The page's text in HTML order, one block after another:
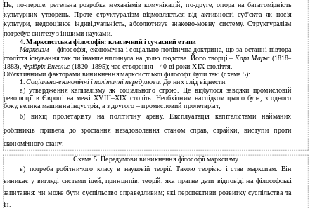
Це, по-перше, ретельна розробка механізмів комунікацій; по-друге, опора на багатомірність
культурних утворень. Проте структуралізм відмовляється від активності суб'єкта як носія
культури, недооцінює індивідуальність, абсолютизує знаково-мовну систему. Структуралізм
потребує синтезу з іншими науками.
4. Марксистська філософія: класичний і сучасний етапи
Марксизм– філософія, економічна і соціально-політична доктрина, що за останні півтора
століття існування так чи інакше вплинула на долю людства. Його творці –Карл Маркс (1818–
1883), Фрідріх Енгельс(1820–1895); час створення – 40-ві роки XIX століття.
Об'єктивними факторами виникнення марксистської філософії були такі (схема 5):
1.Соціально-економічніі політичні передумови. До них слід віднести:
а) утвердження капіталізму як соціального строю. Це відбулося завдяки промисловій
революції в Європі на межі ХVШ–ХІХ століть. Необхідним наслідком цього була, з одного
боку, велика машинна індустрія, а з другого – промисловий пролетаріат;
б) вихід пролетаріату на політичну арену. Експлуатація капіталістами найманих
робітників привела до зростання незадоволення станом справ, страйки, виступи проти
економічного стану;
Схема 5. Передумови виникнення філософії марксизму
в) потреба робітничого класу в науковій теорії. Такою теорією і став марксизм. Він
виникає у вигляді системи ідей, принципів, теорій, яка прагне дати відповіді на філософські
запитання: чи може бути суспільство справедливим; які перспективи розвитку суспільства та
ін.